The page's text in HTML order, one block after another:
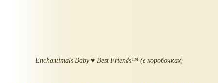
Enchantimals Baby ♥ Best Friends™ (в коробочках)